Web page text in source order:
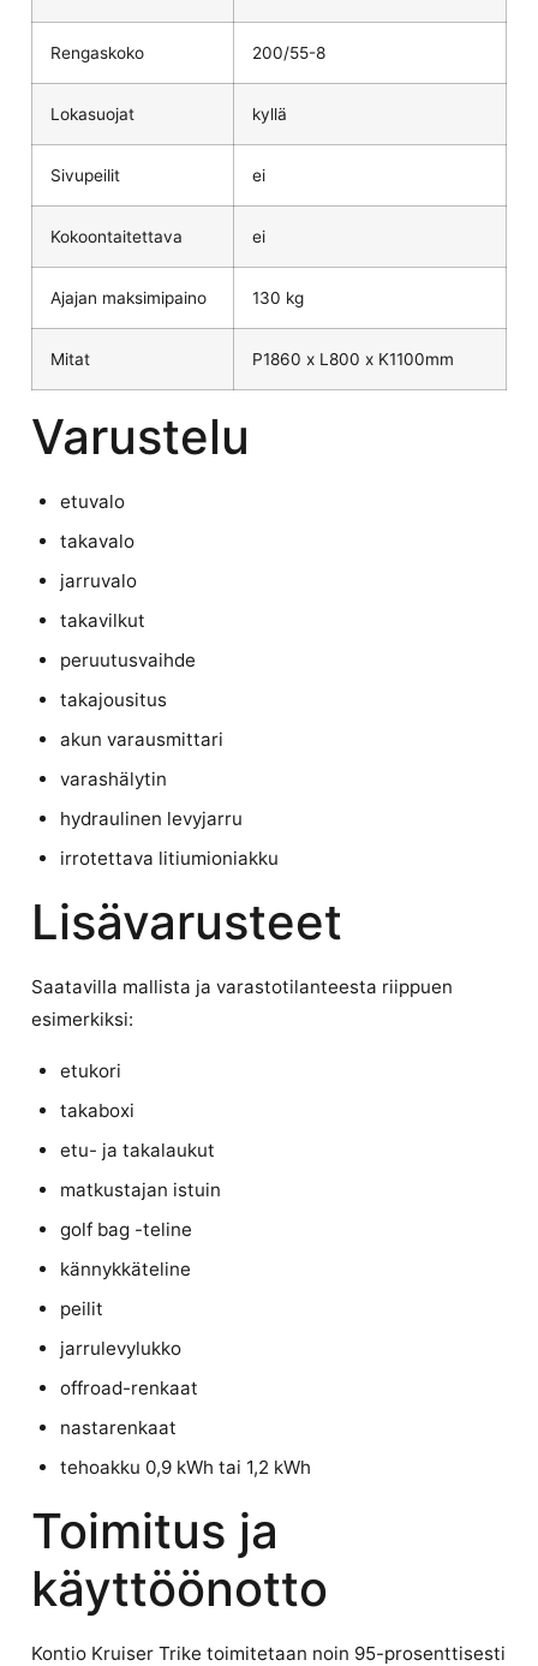
Rengaskoko 200/55-8
Lokasuojat kyllä
Sivupeilit ei
Kokoontaitettava ei
Ajajan maksimipaino 130 kg
Mitat P1860 x L800 x K1100mm
Varustelu
etuvalo
takavalo
jarruvalo
takavilkut
peruutusvaihde
takajousitus
akun varausmittari
varashälytin
hydraulinen levyjarru
irrotettava litiumioniakku
Lisävarusteet
Saatavilla mallista ja varastotilanteesta riippuen
esimerkiksi:
etukori
takaboxi
etu- ja takalaukut
matkustajan istuin
golf bag -teline
kännykkäteline
peilit
jarrulevylukko
offroad-renkaat
nastarenkaat
tehoakku 0,9 kWh tai 1,2 kWh
Toimitus ja
käyttöönotto
Kontio Kruiser Trike toimitetaan noin 95-prosenttisesti